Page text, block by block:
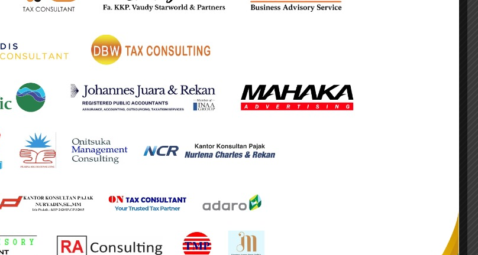
tetap mampu menjaga kesehatan APBN melalui mobilisasi pendapatan negara yang
menyiapkan sejumlah kebijakan teknis perpajakan. Salah satu fokus utama
data dan teknologi terhadap aktivitas ekonomi digital, shadow economy, dan sektor
perpajakan melalui optimalisasi sistem Coretax serta penggunaan Compliance Risk
Pemerintah menegaskan akan meningkatkan pengawasan kepatuhan terhadap
hubungan istimewa, hingga wajib pajak orang pribadi prominen.
dan iklim investasi di tengah dinamika global. (ds)